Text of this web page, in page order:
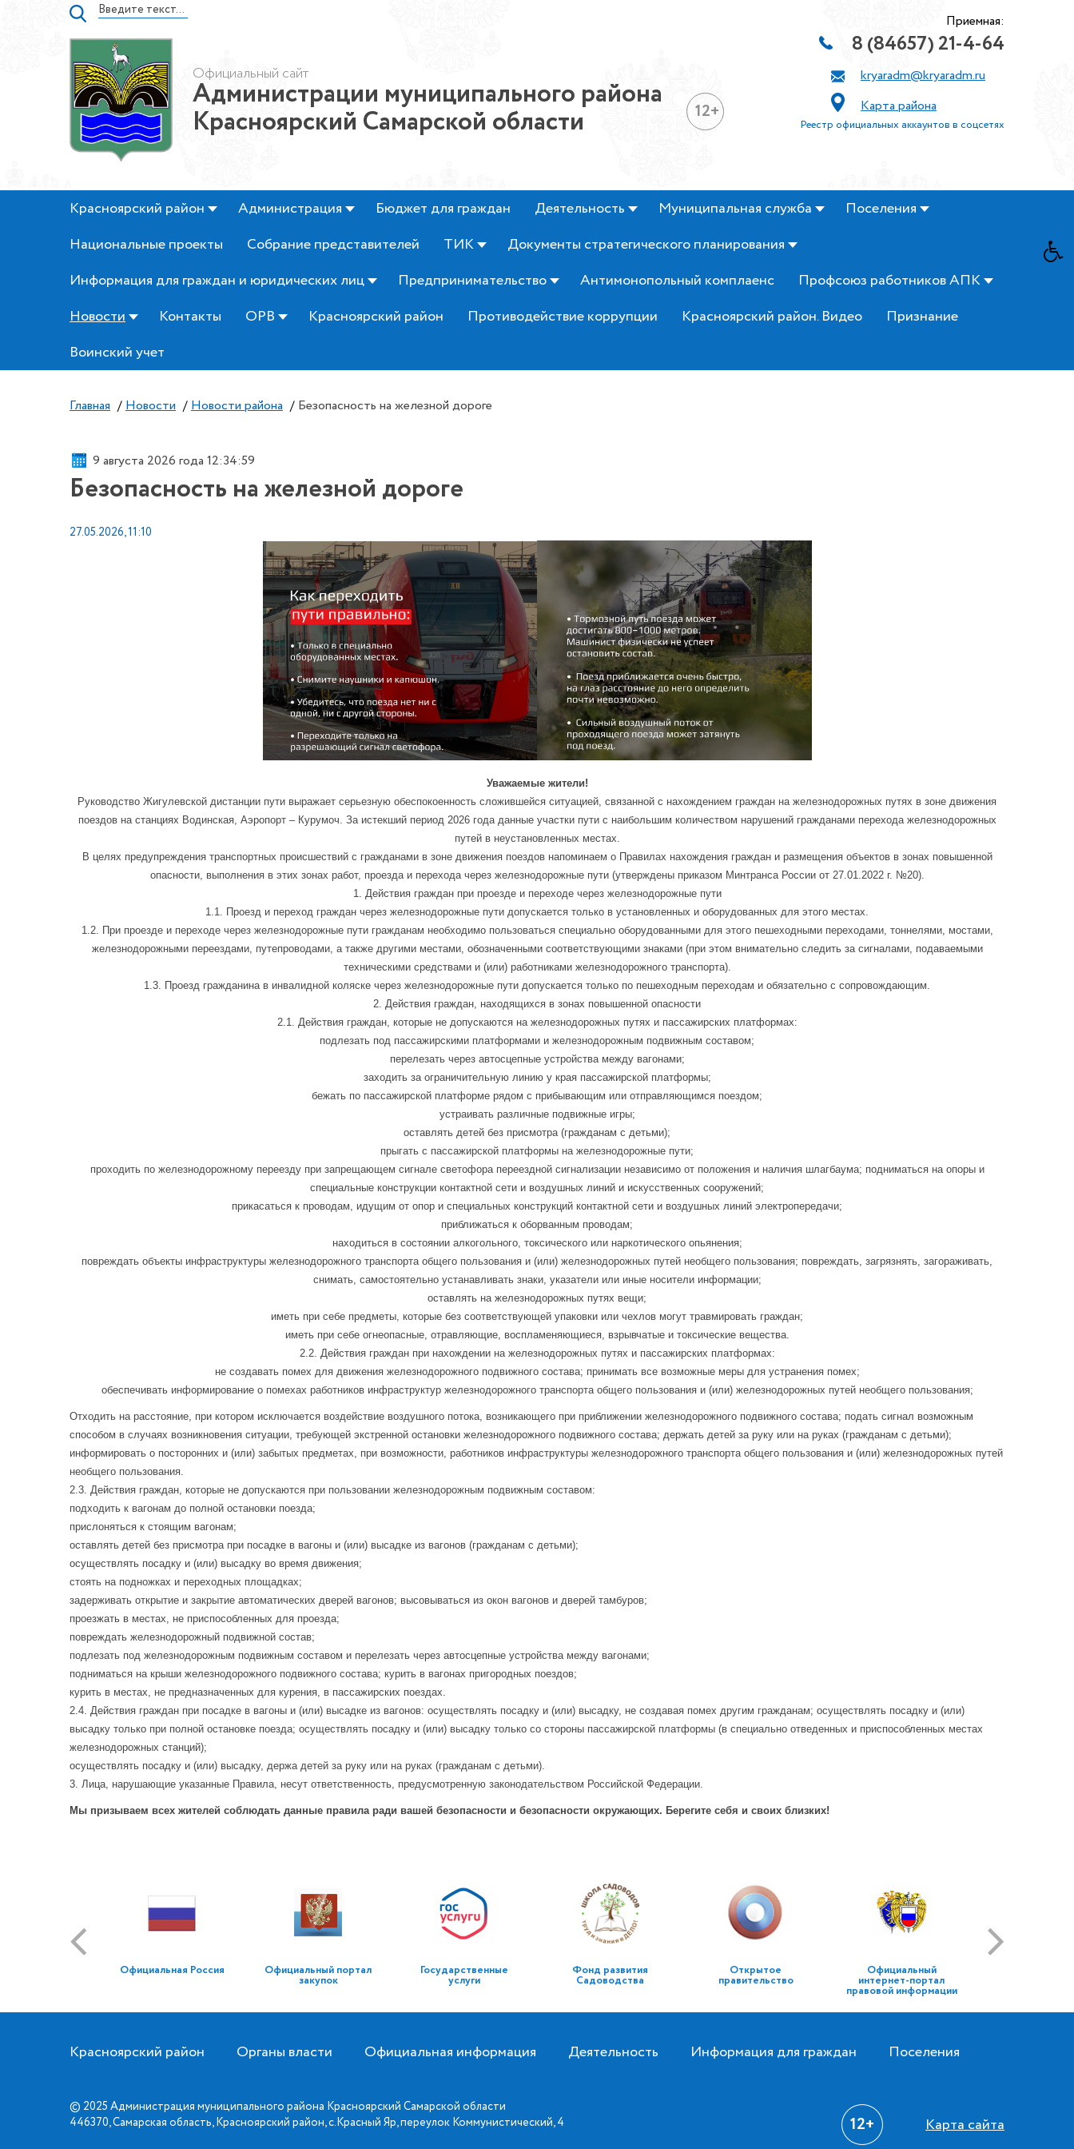
Официальный сайт
Администрации муниципального района
Красноярский Самарской области 12+
Приемная:
8 (84657) 21-4-64
kryaradm@kryaradm.ru
Карта района
Реестр официальных аккаунтов в соцсетях
Красноярский район Администрация Бюджет для граждан Деятельность Муниципальная служба
Поселения
Национальные проекты
Собрание представителей ТИК
Документы стратегического планирования
Информация для граждан и юридических лиц
Предпринимательство Антимонопольный комплаенс
Профсоюз работников АПК
Новости
Контакты ОРВ Красноярский район Противодействие коррупции Красноярский район. Видео
Признание
Воинский учет
Главная / Новости / Новости района / Безопасность на железной дороге
9 августа 2026 года 12:35:00
Безопасность на железной дороге
27.05.2026, 11:10
Уважаемые жители!
Руководство Жигулевской дистанции пути выражает серьезную обеспокоенность сложившейся ситуацией, связанной с нахождением граждан на железнодорожных путях в зоне движения
поездов на станциях Водинская, Аэропорт – Курумоч. За истекший период 2026 года данные участки пути с наибольшим количеством нарушений гражданами перехода железнодорожных
путей в неустановленных местах.
В целях предупреждения транспортных происшествий с гражданами в зоне движения поездов напоминаем о Правилах нахождения граждан и размещения объектов в зонах повышенной
опасности, выполнения в этих зонах работ, проезда и перехода через железнодорожные пути (утверждены приказом Минтранса России от 27.01.2022 г. №20).
1. Действия граждан при проезде и переходе через железнодорожные пути
1.1. Проезд и переход граждан через железнодорожные пути допускается только в установленных и оборудованных для этого местах.
1.2. При проезде и переходе через железнодорожные пути гражданам необходимо пользоваться специально оборудованными для этого пешеходными переходами, тоннелями, мостами,
железнодорожными переездами, путепроводами, а также другими местами, обозначенными соответствующими знаками (при этом внимательно следить за сигналами, подаваемыми
техническими средствами и (или) работниками железнодорожного транспорта).
1.3. Проезд гражданина в инвалидной коляске через железнодорожные пути допускается только по пешеходным переходам и обязательно с сопровождающим.
2. Действия граждан, находящихся в зонах повышенной опасности
2.1. Действия граждан, которые не допускаются на железнодорожных путях и пассажирских платформах:
подлезать под пассажирскими платформами и железнодорожным подвижным составом;
перелезать через автосцепные устройства между вагонами;
заходить за ограничительную линию у края пассажирской платформы;
бежать по пассажирской платформе рядом с прибывающим или отправляющимся поездом;
устраивать различные подвижные игры;
оставлять детей без присмотра (гражданам с детьми);
прыгать с пассажирской платформы на железнодорожные пути;
проходить по железнодорожному переезду при запрещающем сигнале светофора переездной сигнализации независимо от положения и наличия шлагбаума; подниматься на опоры и
специальные конструкции контактной сети и воздушных линий и искусственных сооружений;
прикасаться к проводам, идущим от опор и специальных конструкций контактной сети и воздушных линий электропередачи;
приближаться к оборванным проводам;
находиться в состоянии алкогольного, токсического или наркотического опьянения;
повреждать объекты инфраструктуры железнодорожного транспорта общего пользования и (или) железнодорожных путей необщего пользования; повреждать, загрязнять, загораживать,
снимать, самостоятельно устанавливать знаки, указатели или иные носители информации;
оставлять на железнодорожных путях вещи;
иметь при себе предметы, которые без соответствующей упаковки или чехлов могут травмировать граждан;
иметь при себе огнеопасные, отравляющие, воспламеняющиеся, взрывчатые и токсические вещества.
2.2. Действия граждан при нахождении на железнодорожных путях и пассажирских платформах:
не создавать помех для движения железнодорожного подвижного состава; принимать все возможные меры для устранения помех;
обеспечивать информирование о помехах работников инфраструктур железнодорожного транспорта общего пользования и (или) железнодорожных путей необщего пользования;
Отходить на расстояние, при котором исключается воздействие воздушного потока, возникающего при приближении железнодорожного подвижного состава; подать сигнал возможным
способом в случаях возникновения ситуации, требующей экстренной остановки железнодорожного подвижного состава; держать детей за руку или на руках (гражданам с детьми);
информировать о посторонних и (или) забытых предметах, при возможности, работников инфраструктуры железнодорожного транспорта общего пользования и (или) железнодорожных путей
необщего пользования.
2.3. Действия граждан, которые не допускаются при пользовании железнодорожным подвижным составом:
подходить к вагонам до полной остановки поезда;
прислоняться к стоящим вагонам;
оставлять детей без присмотра при посадке в вагоны и (или) высадке из вагонов (гражданам с детьми);
осуществлять посадку и (или) высадку во время движения;
стоять на подножках и переходных площадках;
задерживать открытие и закрытие автоматических дверей вагонов; высовываться из окон вагонов и дверей тамбуров;
проезжать в местах, не приспособленных для проезда;
повреждать железнодорожный подвижной состав;
подлезать под железнодорожным подвижным составом и перелезать через автосцепные устройства между вагонами;
подниматься на крыши железнодорожного подвижного состава; курить в вагонах пригородных поездов;
курить в местах, не предназначенных для курения, в пассажирских поездах.
2.4. Действия граждан при посадке в вагоны и (или) высадке из вагонов: осуществлять посадку и (или) высадку, не создавая помех другим гражданам; осуществлять посадку и (или)
высадку только при полной остановке поезда; осуществлять посадку и (или) высадку только со стороны пассажирской платформы (в специально отведенных и приспособленных местах
железнодорожных станций);
осуществлять посадку и (или) высадку, держа детей за руку или на руках (гражданам с детьми).
3. Лица, нарушающие указанные Правила, несут ответственность, предусмотренную законодательством Российской Федерации.
Мы призываем всех жителей соблюдать данные правила ради вашей безопасности и безопасности окружающих. Берегите себя и своих близких!
Официальная Россия Официальный портал
закупок
Государственные
услуги
Фонд развития
Садоводства
Открытое
правительство
Официальный
интернет-портал
правовой информации
Красноярский район Органы власти Официальная информация Деятельность Информация для граждан Поселения
© 2025 Администрация муниципального района Красноярский Самарской области
446370, Самарская область, Красноярский район, с.Красный Яр, переулок Коммунистический, 4
12+ Карта сайта